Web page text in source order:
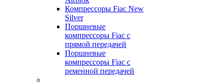
Компрессоры Fiac New
Silver
Поршневые
компрессоры Fiac с
прямой передачей
Поршневые
компрессоры Fiac с
ременной передачей